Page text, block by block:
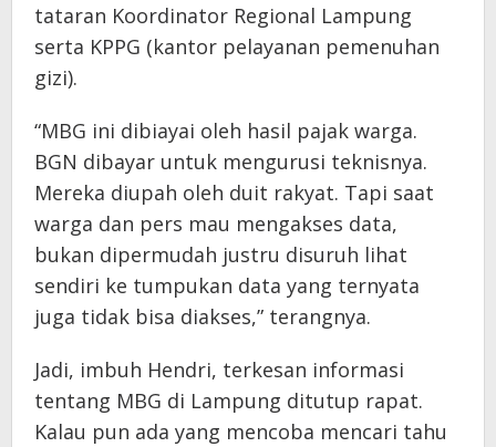
tataran Koordinator Regional Lampung
serta KPPG (kantor pelayanan pemenuhan
gizi).
“MBG ini dibiayai oleh hasil pajak warga.
BGN dibayar untuk mengurusi teknisnya.
Mereka diupah oleh duit rakyat. Tapi saat
warga dan pers mau mengakses data,
bukan dipermudah justru disuruh lihat
sendiri ke tumpukan data yang ternyata
juga tidak bisa diakses,” terangnya.
Jadi, imbuh Hendri, terkesan informasi
tentang MBG di Lampung ditutup rapat.
Kalau pun ada yang mencoba mencari tahu